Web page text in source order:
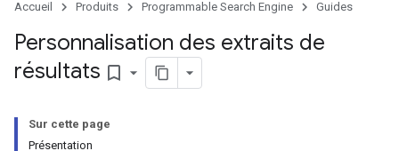
Accueil Produits Programmable Search Engine Guides
Personnalisation des extraits de
résultats bookmark_border
Sur cette page
Présentation